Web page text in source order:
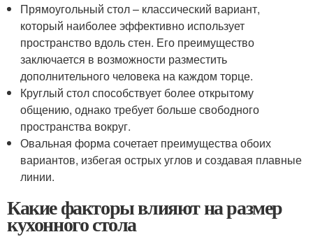
Прямоугольный стол – классический вариант,
который наиболее эффективно использует
пространство вдоль стен. Его преимущество
заключается в возможности разместить
дополнительного человека на каждом торце.
Круглый стол способствует более открытому
общению, однако требует больше свободного
пространства вокруг.
Овальная форма сочетает преимущества обоих
вариантов, избегая острых углов и создавая плавные
линии.
Какие факторы влияют на размер
кухонного стола